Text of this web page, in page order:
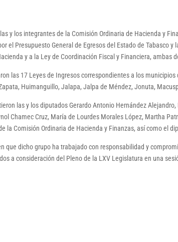
y los integrantes de la Comisión Ordinaria de Hacienda y
el Presupuesto General de Egresos del Estado de Tabasco
y a la Ley de Coordinación Fiscal y Financiera, ambas
las 17 Leyes de Ingresos correspondientes a los
Huimanguillo, Jalapa, Jalpa de Méndez, Jonuta,
las y los diputados Gerardo Antonio Hernández
Chamec Cruz, María de Lourdes Morales López, Martha
la Comisión Ordinaria de Hacienda y Finanzas, así como el
que dicho grupo ha trabajado con responsabilidad y
a consideración del Pleno de la LXV Legislatura en una